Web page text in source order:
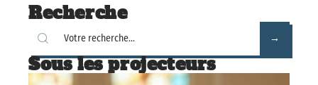
Recherche
Sous les projecteurs